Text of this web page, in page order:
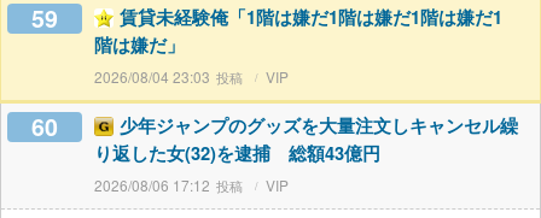
59
賃貸未経験俺「1階は嫌だ1階は嫌だ1階は嫌だ1
階は嫌だ」
2026/08/04 23:03 VIP
60
少年ジャンプのグッズを大量注文しキャンセル繰
り返した女(32)を逮捕 総額43億円
2026/08/06 17:12 VIP